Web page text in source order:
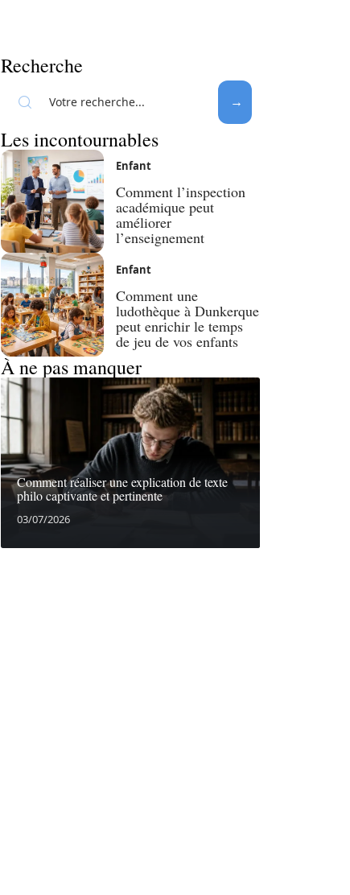
Recherche
Les incontournables
Enfant
Comment l’inspection
académique peut
améliorer
l’enseignement
Enfant
Comment une
ludothèque à Dunkerque
peut enrichir le temps
de jeu de vos enfants
À ne pas manquer
Comment réaliser une explication de texte
philo captivante et pertinente
03/07/2026